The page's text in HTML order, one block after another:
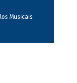
Musicais